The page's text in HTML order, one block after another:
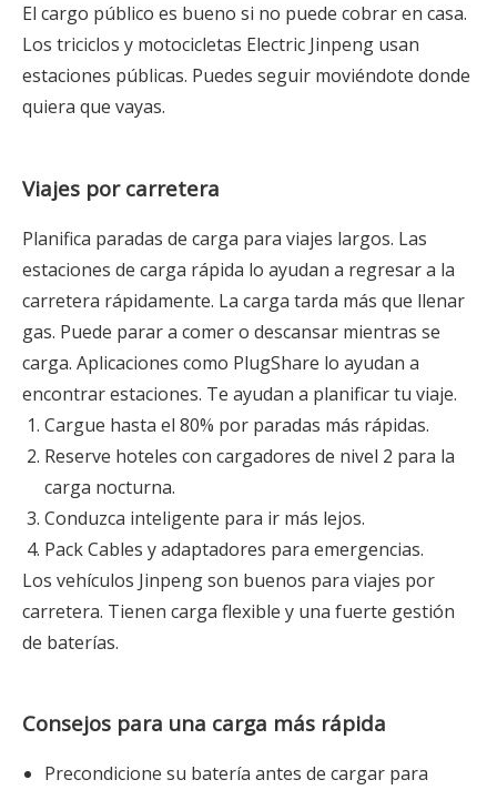
El cargo público es bueno si no puede cobrar en casa.
Los triciclos y motocicletas Electric Jinpeng usan
estaciones públicas. Puedes seguir moviéndote donde
quiera que vayas.
Viajes por carretera
Planifica paradas de carga para viajes largos. Las
estaciones de carga rápida lo ayudan a regresar a la
carretera rápidamente. La carga tarda más que llenar
gas. Puede parar a comer o descansar mientras se
carga. Aplicaciones como PlugShare lo ayudan a
encontrar estaciones. Te ayudan a planificar tu viaje.
Cargue hasta el 80% por paradas más rápidas.
Reserve hoteles con cargadores de nivel 2 para la
carga nocturna.
Conduzca inteligente para ir más lejos.
Pack Cables y adaptadores para emergencias.
Los vehículos Jinpeng son buenos para viajes por
carretera. Tienen carga flexible y una fuerte gestión
de baterías.
Consejos para una carga más rápida
Precondicione su batería antes de cargar para